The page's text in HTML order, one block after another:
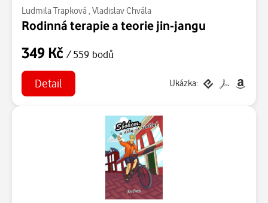
Ludmila Trapková Vladislav Chvála
Rodinná terapie a teorie jin-jangu
349 Kč / 559 bodů
Detail Ukázka: